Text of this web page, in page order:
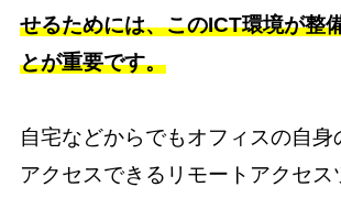
せるためには、このICT環境が整
とが重要です。
自宅などからでもオフィスの自身
アクセスできるリモートアクセス